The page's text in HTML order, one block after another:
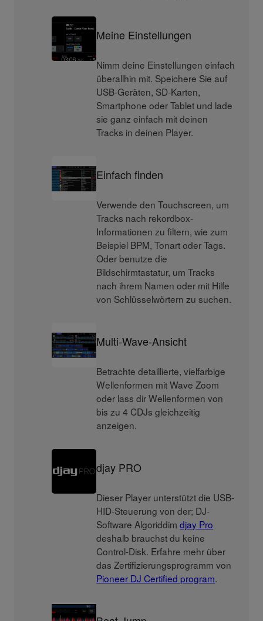
Meine Einstellungen
Nimm deine Einstellungen einfach
überallhin mit. Speichere Sie auf
USB-Geräten, SD-Karten,
Smartphone oder Tablet und lade
sie ganz einfach mit deinen
Tracks in deinen Player.
Einfach finden
Verwende den Touchscreen, um
Tracks nach rekordbox-
Informationen zu filtern, wie zum
Beispiel BPM, Tonart oder Tags.
Oder benutze die
Bildschirmtastatur, um Tracks
nach ihrem Namen oder mit Hilfe
von Schlüsselwörtern zu suchen.
Multi-Wave-Ansicht
Betrachte detaillierte, vielfarbige
Wellenformen mit Wave Zoom
oder lass dir Wellenformen von
bis zu 4 CDJs gleichzeitig
anzeigen.
djay PRO
Dieser Player unterstützt die USB-
HID-Steuerung von der; DJ-
Software Algoriddimdjay Pro
deshalb brauchst du keine
Control-Disk. Erfahre mehr über
das Zertifizierungsprogramm von
Pioneer DJ Certified program.